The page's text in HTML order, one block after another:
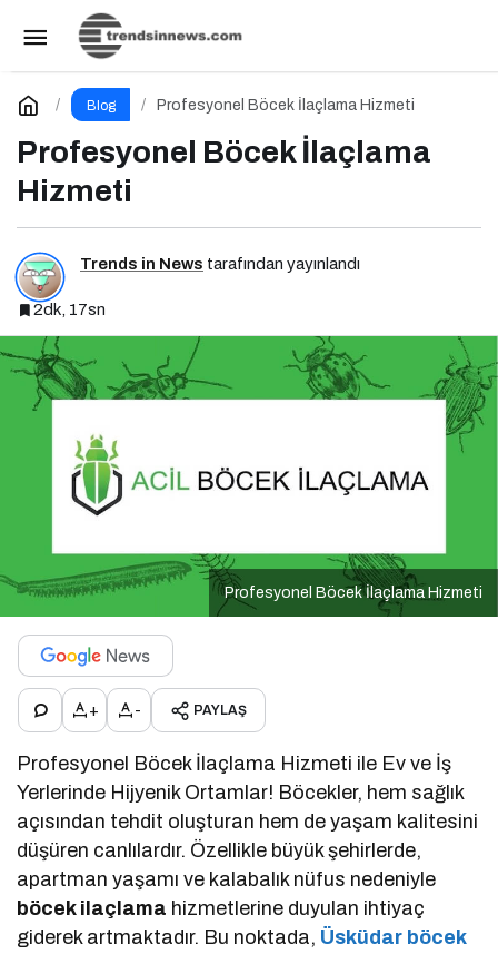
Blog Profesyonel Böcek İlaçlama Hizmeti
Profesyonel Böcek İlaçlama
Hizmeti
Trends in News tarafından yayınlandı
2dk, 17sn
Profesyonel Böcek İlaçlama Hizmeti
+ - PAYLAŞ
Profesyonel Böcek İlaçlama Hizmeti ile Ev ve İş
Yerlerinde Hijyenik Ortamlar! Böcekler, hem sağlık
açısından tehdit oluşturan hem de yaşam kalitesini
düşüren canlılardır. Özellikle büyük şehirlerde,
apartman yaşamı ve kalabalık nüfus nedeniyle
böcek ilaçlama hizmetlerine duyulan ihtiyaç
giderek artmaktadır. Bu noktada, Üsküdar böcek
Profesyonel Böcek İlaçlama Hizmeti
Yorum Yap